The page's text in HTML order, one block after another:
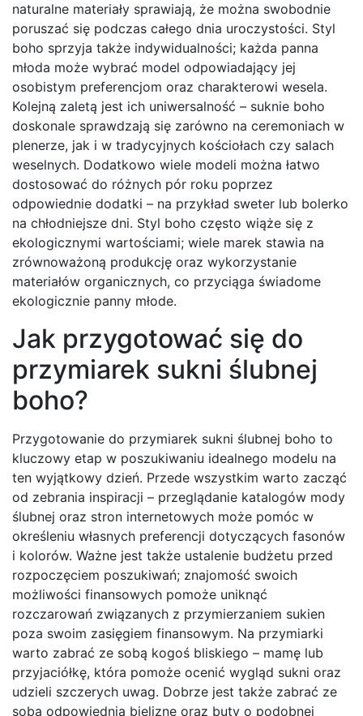
naturalne materiały sprawiają, że można swobodnie
poruszać się podczas całego dnia uroczystości. Styl
boho sprzyja także indywidualności; każda panna
młoda może wybrać model odpowiadający jej
osobistym preferencjom oraz charakterowi wesela.
Kolejną zaletą jest ich uniwersalność – suknie boho
doskonale sprawdzają się zarówno na ceremoniach w
plenerze, jak i w tradycyjnych kościołach czy salach
weselnych. Dodatkowo wiele modeli można łatwo
dostosować do różnych pór roku poprzez
odpowiednie dodatki – na przykład sweter lub bolerko
na chłodniejsze dni. Styl boho często wiąże się z
ekologicznymi wartościami; wiele marek stawia na
zrównoważoną produkcję oraz wykorzystanie
materiałów organicznych, co przyciąga świadome
ekologicznie panny młode.
Jak przygotować się do
przymiarek sukni ślubnej
boho?
Przygotowanie do przymiarek sukni ślubnej boho to
kluczowy etap w poszukiwaniu idealnego modelu na
ten wyjątkowy dzień. Przede wszystkim warto zacząć
od zebrania inspiracji – przeglądanie katalogów mody
ślubnej oraz stron internetowych może pomóc w
określeniu własnych preferencji dotyczących fasonów
i kolorów. Ważne jest także ustalenie budżetu przed
rozpoczęciem poszukiwań; znajomość swoich
możliwości finansowych pomoże uniknąć
rozczarowań związanych z przymierzaniem sukien
poza swoim zasięgiem finansowym. Na przymiarki
warto zabrać ze sobą kogoś bliskiego – mamę lub
przyjaciółkę, która pomoże ocenić wygląd sukni oraz
udzieli szczerych uwag. Dobrze jest także zabrać ze
sobą odpowiednią bieliznę oraz buty o podobnej